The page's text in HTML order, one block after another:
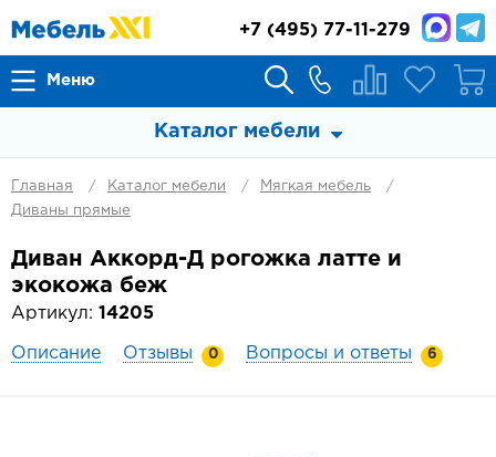
Меню
+7 (495) 77-11-279
Каталог мебели
Главная Каталог мебели
Мягкая мебель
Диваны прямые
Диван Аккорд-Д рогожка латте и
экокожа беж
Артикул: 14205
Описание Отзывы 0 Вопросы и ответы 6